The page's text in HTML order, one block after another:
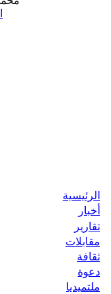
الرئيسية
أخبار
تقارير
مقابلات
ثقافة
دعوة
ملتميديا